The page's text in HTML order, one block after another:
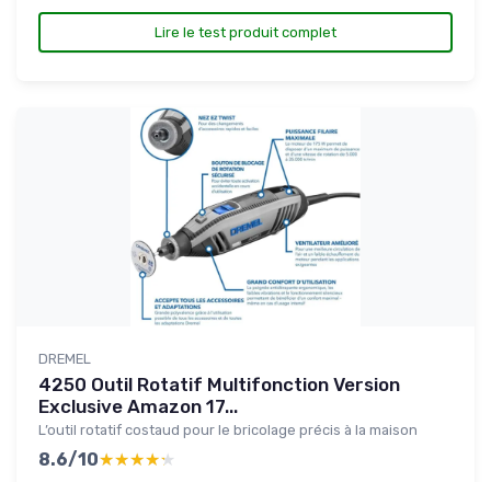
Lire le test produit complet
DREMEL
4250 Outil Rotatif Multifonction Version
Exclusive Amazon 17...
L’outil rotatif costaud pour le bricolage précis à la maison
8.6/10★★★★★
★★★★★